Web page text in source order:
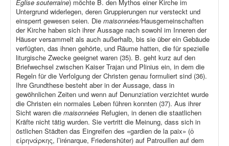
Église souterraine) möchte B. den Mythos einer Kirche im
Untergrund widerlegen, deren Gruppierungen nur versteckt und
einsperrt gewesen seien. Die maisonnées/Hausgemeinschaften
der Kirche haben sich ihrer Aussage nach sowohl im Inneren der
Häuser versammelt als auch außerhalb, bis sie über ein Gebäude
verfügten, das ihnen gehörte, und Räume hatten, die für spezielle
liturgische Zwecke geeignet waren (35). B. geht kurz auf den
Briefwechsel zwischen Kaiser Trajan und Plinius ein, in dem die
Regeln für die Verfolgung der Christen genau formuliert sind (36).
Ihre Grundthese besteht aber in der Aussage, dass in
gewöhnlichen Zeiten und wenn auf Denunziation verzichtet wurde
die Christen ein normales Leben führen konnten (37). Aus ihrer
Sicht waren die maisonnées Refugien, in denen die staatlichen
Kräfte nicht tätig wurden. Sie vertritt die Meinung, dass sich in
östlichen Städten das Eingreifen des «gardien de la paix» (ὁ
εἰρηνάρκης, l’irénarque, Friedenshüter) auf Patrouillen auf dem